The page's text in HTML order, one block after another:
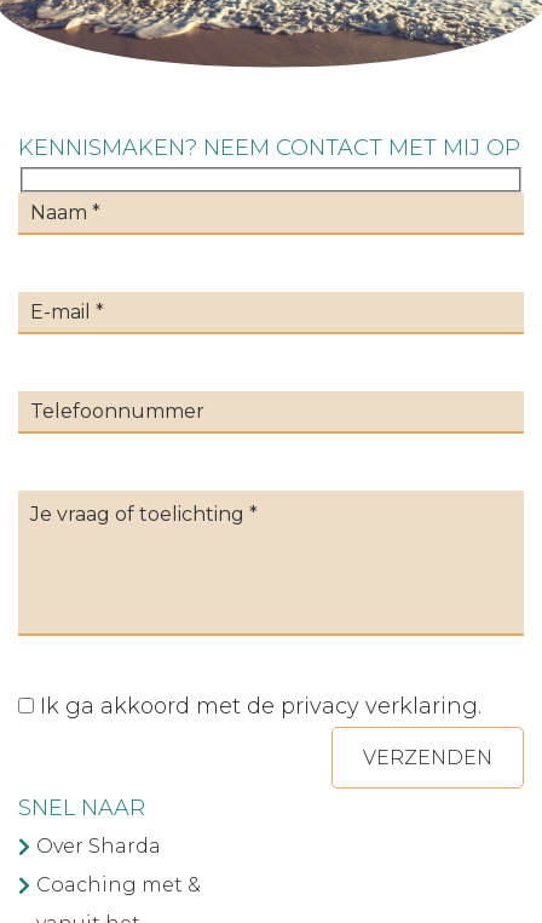
KENNISMAKEN? NEEM CONTACT MET MIJ OP
Ik ga akkoord met de privacy verklaring.
VERZENDEN
SNEL NAAR
Over Sharda
Coaching met &